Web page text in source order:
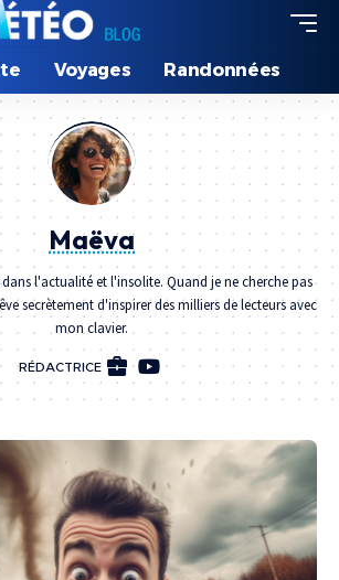
Voyages Randonnées
Maëva
dans l'actualité et l'insolite. Quand je ne cherche pas
secrètement d'inspirer des milliers de lecteurs avec
mon clavier.
RÉDACTRICE